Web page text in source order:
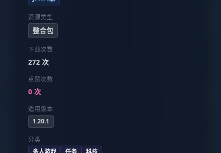
资源类型
整合包
下载次数
272 次
点赞次数
0 次
适用版本
1.20.1
分类